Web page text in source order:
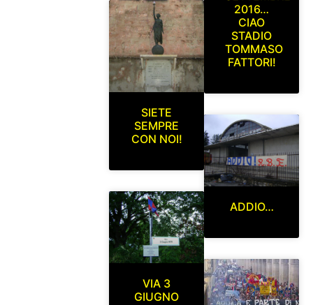
SIETE
SEMPRE
CON NOI!
VIA 3
GIUGNO
2016…
CIAO
STADIO
TOMMASO
FATTORI!
ADDIO…